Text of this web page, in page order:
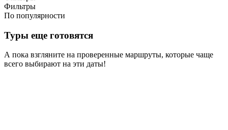
Фильтры
По популярности
Туры еще готовятся
А пока взгляните на проверенные маршруты, которые чаще
всего выбирают на эти даты!